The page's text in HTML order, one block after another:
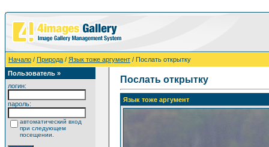
Начало / Природа / Язык тоже аргумент / Послать открытку
Пользователь »
логин:
пароль:
автоматический вход
при следующем
посещении.
Послать открытку
Язык тоже аргумент